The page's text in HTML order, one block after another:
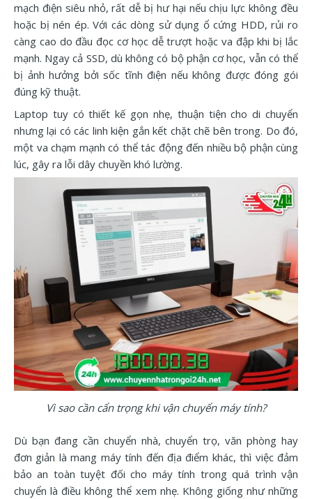
mạch điện siêu nhỏ, rất dễ bị hư hại nếu chịu lực không đều
hoặc bị nén ép. Với các dòng sử dụng ổ cứng HDD, rủi ro
càng cao do đầu đọc cơ học dễ trượt hoặc va đập khi bị lắc
mạnh. Ngay cả SSD, dù không có bộ phận cơ học, vẫn có thể
bị ảnh hưởng bởi sốc tĩnh điện nếu không được đóng gói
đúng kỹ thuật.
Laptop tuy có thiết kế gọn nhẹ, thuận tiện cho di chuyển
nhưng lại có các linh kiện gắn kết chặt chẽ bên trong. Do đó,
một va chạm mạnh có thể tác động đến nhiều bộ phận cùng
lúc, gây ra lỗi dây chuyền khó lường.
Vì sao cần cẩn trọng khi vận chuyển máy tính?
Dù bạn đang cần chuyển nhà, chuyển trọ, văn phòng hay
đơn giản là mang máy tính đến địa điểm khác, thì việc đảm
bảo an toàn tuyệt đối cho máy tính trong quá trình vận
chuyển là điều không thể xem nhẹ. Không giống như những